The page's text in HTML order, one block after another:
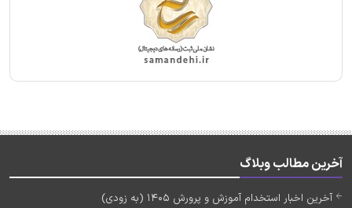
آخرین مطالب وبلاگ
آخرین اخبار استخدام آموزش و پرورش 1405 (به زودی)